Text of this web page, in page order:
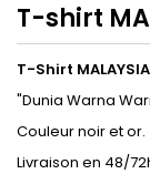
T-shirt
T-Shirt MALAYSIA
"Dunia Warna
Couleur noir et or.
Livraison en 48/